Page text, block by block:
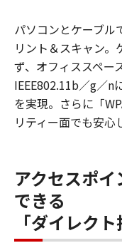
パソコンとケーブル
リント＆スキャン
ず、オフィススペー
IEEE802.11b／g／n
を実現。さらに「
リティー面でも安心
アクセスポ
できる
「ダイレクト